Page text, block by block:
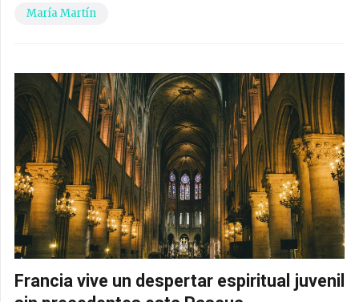
María Martín
Francia vive un despertar espiritual juvenil